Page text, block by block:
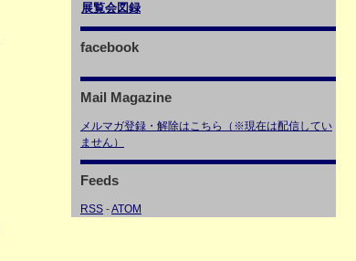
展覧会図録
facebook
Mail Magazine
メルマガ登録・解除はこちら（※現在は配信してい
ません）
Feeds
RSS -ATOM